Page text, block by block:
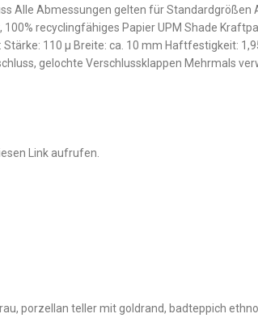
Alle Abmessungen gelten für
100% recyclingfähiges Papier UPM Shade
110 µ Breite: ca. 10 mm Haftfestigkeit:
gelochte Verschlussklappen Mehrmals
Link aufrufen.
porzellan teller mit goldrand, badteppich